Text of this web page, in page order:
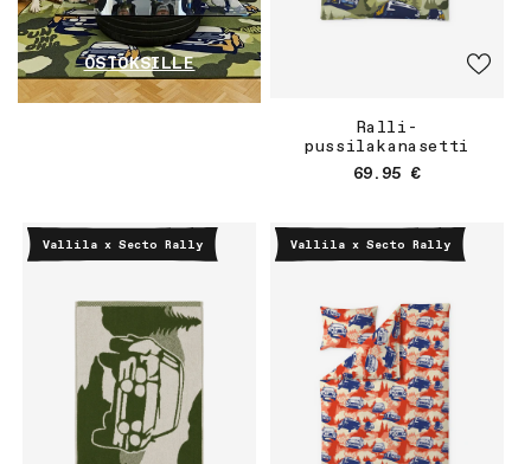
OSTOKSILLE
Ralli-
pussilakanasetti
Normaalihinta
69.95 €
Vallila x Secto Rally Vallila x Secto Rally